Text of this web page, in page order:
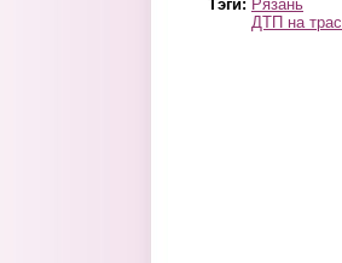
Тэги: Рязань
ДТП на